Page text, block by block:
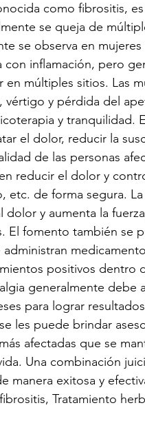
como fibrositis,
se queja de
se observa en
inflamación, pero
múltiples sitios. Las
y pérdida del
y tranquilidad.
el dolor, reducir la
de las personas
reducir el dolor y
de forma segura.
dolor y aumenta la
El fomento también se
positivos dentro
generalmente debe
para lograr
les puede brindar
afectadas que se
Una combinación
manera exitosa y
Tratamiento